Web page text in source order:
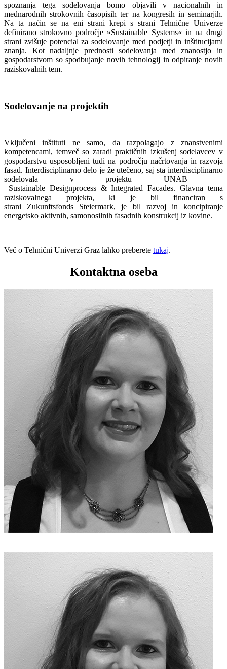
spoznanja tega sodelovanja bomo objavili v nacionalnih in
mednarodnih strokovnih časopisih ter na kongresih in seminarjih.
Na ta način se na eni strani krepi s strani Tehnične Univerze
definirano strokovno področje »Sustainable Systems« in na drugi
strani zvišuje potencial za sodelovanje med podjetji in inštitucijami
znanja. Kot nadaljnje prednosti sodelovanja med znanostjo in
gospodarstvom so spodbujanje novih tehnologij in odpiranje novih
raziskovalnih tem.
Sodelovanje na projektih
Vključeni inštituti ne samo, da razpolagajo z znanstvenimi
kompetencami, temveč so zaradi praktičnih izkušenj sodelavcev v
gospodarstvu usposobljeni tudi na področju načrtovanja in razvoja
fasad. Interdisciplinarno delo je že utečeno, saj sta interdisciplinarno
sodelovala v projektu UNAB –
Sustainable Designprocess & Integrated Facades. Glavna tema
raziskovalnega projekta, ki je bil financiran s
strani Zukunftsfonds Steiermark, je bil razvoj in koncipiranje
energetsko aktivnih, samonosilnih fasadnih konstrukcij iz kovine.
Več o Tehnični Univerzi Graz lahko preberete tukaj.
Kontaktna oseba